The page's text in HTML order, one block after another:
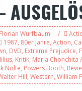
Florian Wurfbaum
1987, 80er Jahre, Action,
, DVD, Extreme Prejudice,
, Kritik, Maria Chonchita
Nolte, Powers Booth,
Hill, Western, William